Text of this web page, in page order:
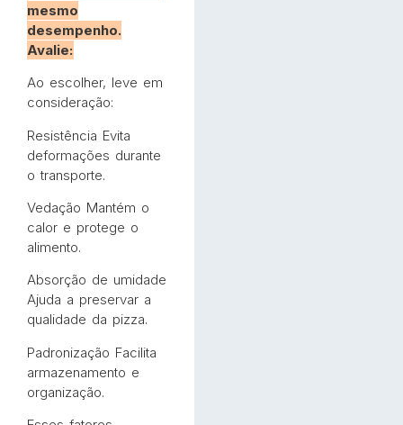
mesmo
desempenho.
Avalie:
Ao escolher, leve em
consideração:
Resistência Evita
deformações durante
o transporte.
Vedação Mantém o
calor e protege o
alimento.
Absorção de umidade
Ajuda a preservar a
qualidade da pizza.
Padronização Facilita
armazenamento e
organização.